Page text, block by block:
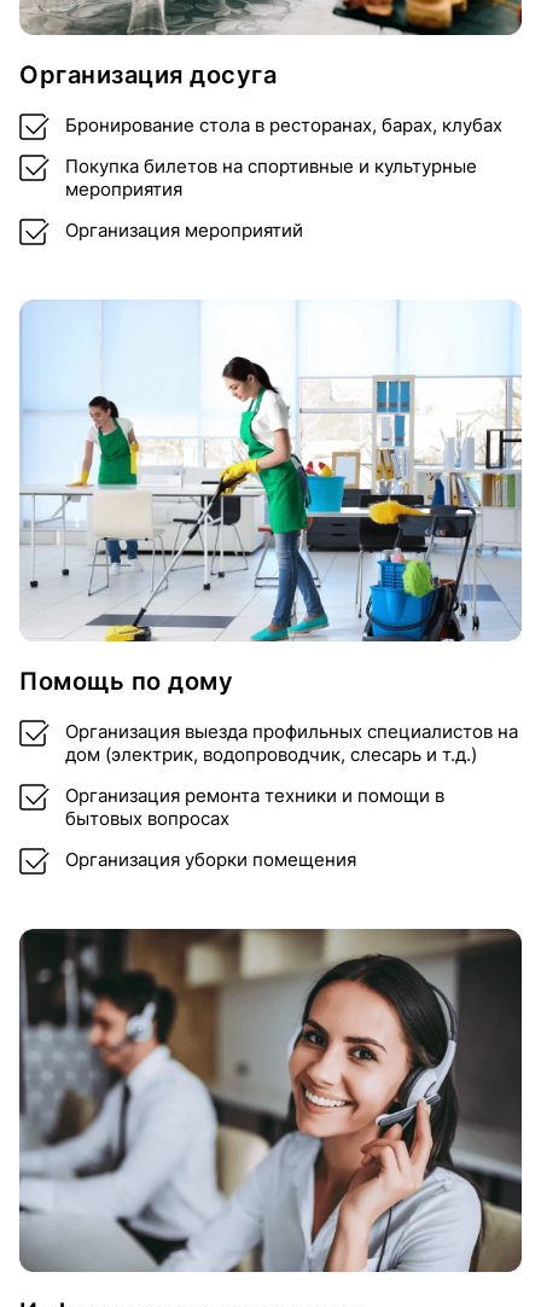
Организация досуга
Бронирование стола в ресторанах, барах, клубах
Покупка билетов на спортивные и культурные
мероприятия
Организация мероприятий
Помощь по дому
Организация выезда профильных специалистов на
дом (электрик, водопроводчик, слесарь и т.д.)
Организация ремонта техники и помощи в
бытовых вопросах
Организация уборки помещения